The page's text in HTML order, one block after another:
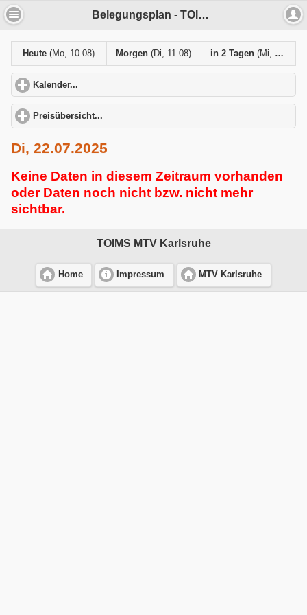
Belegungsplan - TOIMS MTV Karlsruhe
Heute(Mo, 10.08) Morgen(Di, 11.08) in 2 Tagen (Mi, 12.08)
Kalender...
Preisübersicht...
Di, 22.07.2025
Keine Daten in diesem Zeitraum vorhanden
oder Daten noch nicht bzw. nicht mehr
sichtbar.
TOIMS MTV Karlsruhe
Home Impressum MTV Karlsruhe